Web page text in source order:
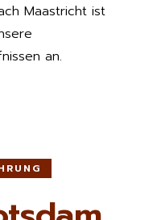
Maastricht ist
an.